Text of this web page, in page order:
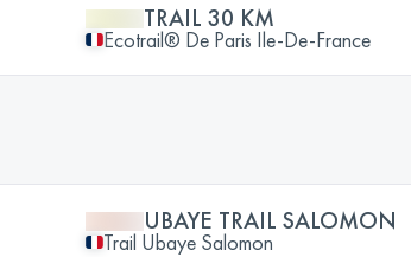
TRAIL 30 KM
Ecotrail® De Paris Ile-De-France
UBAYE TRAIL SALOMON
Trail Ubaye Salomon